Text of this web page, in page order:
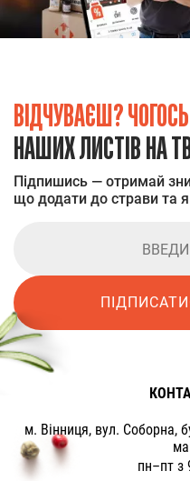
ВІДЧУВАЄШ?
НАШИХ ЛИСТІВ НА
Підпишись — отримай
що додати до страви та
м. Вінниця, вул. Соборна,
пн–пт з